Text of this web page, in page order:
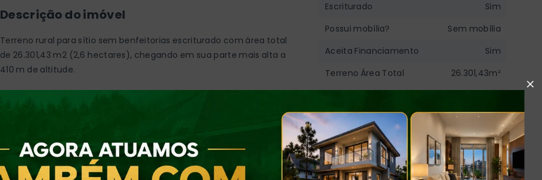
Descrição do imóvel
Terreno rural para sítio sem benfeitorias escriturado com área total
de 26.301,43 m2 (2,6 hectares), chegando em sua parte mais alta a
410 m de altitude.
Possui córrego, espaço para construção de casa ou chalé.
Escriturado
Sim
Possui mobília?
Sem mobília
Aceita Financiamento
Sim
Terreno Área Total
26.301,43m²